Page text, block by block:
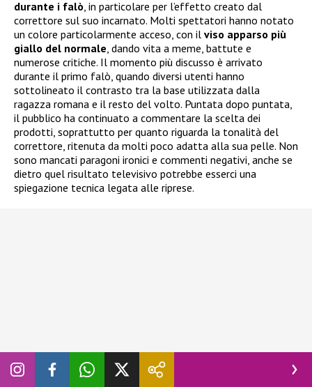
durante i falò , in particolare per l’effetto creato dal
correttore sul suo incarnato. Molti spettatori hanno notato
un colore particolarmente acceso, con il viso apparso più
giallo del normale , dando vita a meme, battute e
numerose critiche. Il momento più discusso è arrivato
durante il primo falò, quando diversi utenti hanno
sottolineato il contrasto tra la base utilizzata dalla
ragazza romana e il resto del volto. Puntata dopo puntata,
il pubblico ha continuato a commentare la scelta dei
prodotti, soprattutto per quanto riguarda la tonalità del
correttore, ritenuta da molti poco adatta alla sua pelle. Non
sono mancati paragoni ironici e commenti negativi, anche se
dietro quel risultato televisivo potrebbe esserci una
spiegazione tecnica legata alle riprese.